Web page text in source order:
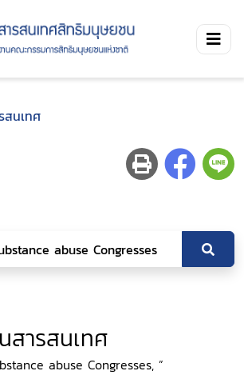
สนเทศ
สารสนเทศ
abuse Congresses, ”